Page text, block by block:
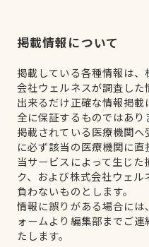
掲載情報について
掲載している各種情報は
会社ウェルネスが調査した
出来るだけ正確な情報掲
全に保証するものではあり
掲載されている医療機関
に必ず該当の医療機関に直
当サービスによって生じ
ク、および株式会社ウェ
負わないものとします。
情報に誤りがある場合に
ォームより編集部までご
たします。